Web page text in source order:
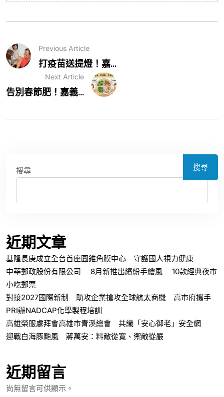
Previous Article
打疫苗送提燈！嘉...
Next Article
告別春節肥！嘉義...
搜尋 搜尋
近期文章
基隆長庚成立全台首座圓錐角膜中心 守護國人視力健康
中華郵政股份有限公司 8月新推出繽紛手繪風 10款經典夜市
小吃郵票
對接2027國際新制 助攻企業搶攻全球航太商機 高市府攜手
PRI辦NADCAP化學製程培訓
高雄榮服處拜會高雄市青溪總會 共織「安心御老」安全網
迎戰白海豚颱風 蔣萬安：料敵從寬、禦敵從嚴
近期留言
尚無留言可供顯示。